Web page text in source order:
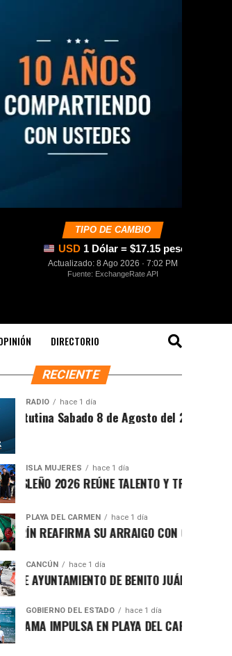
TIPO DE CAMBIO
USD 1 Dólar = $17.15 pesos
Actualizado: 8 Ago 2026 · 7:02 PM
Fuente: ExchangeRate API
DIRECTORIO
RECIENTE
RADIO hace 1 día
Sabado 8 de Agosto del 2026
ISLA MUJERES hace 1 día
2026 REÚNE TALENTO Y TRADICIÓN EN
PLAYA DEL CARMEN hace 1 día
REAFIRMA SU ARRAIGO CON QUINTANA
CANCÚN hace 1 día
AYUNTAMIENTO DE BENITO JUÁREZ
GOBIERNO DEL ESTADO hace 1 día
IMPULSA EN PLAYA DEL CARMEN EL